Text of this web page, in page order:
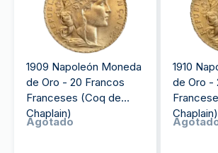
1909 Napoleón Moneda
de Oro - 20 Francos
Franceses (Coq de
Chaplain)
Agotado
1910
de Oro -
Chaplain)